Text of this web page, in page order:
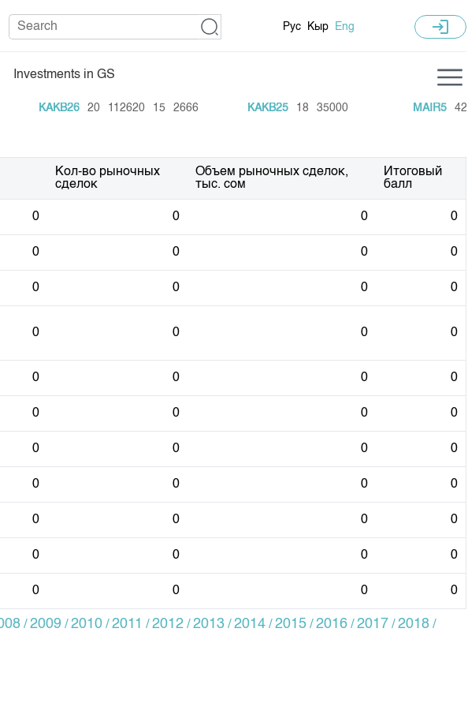
Trade Statistics
Trade Archive
Index and Market Capitalisation
Auction GS Schedule
Results of GS auctions
Training Centre
Annual Work Plan
Рус Кыр Eng login
Investments in GS
KAKB26 20 112620 15 2666 KAKB25 18 35000 MAIR5 420
Кол-во рыночных
сделок
Объем рыночных сделок,
тыс. сом
Итоговый
балл
0 0 0 0
0 0 0 0
0 0 0 0
0 0 0 0
0 0 0 0
0 0 0 0
0 0 0 0
0 0 0 0
0 0 0 0
0 0 0 0
0 0 0 0
/2009 /2010 /2011 /2012 /2013 /2014 /2015 /2016 /2017 /2018 /